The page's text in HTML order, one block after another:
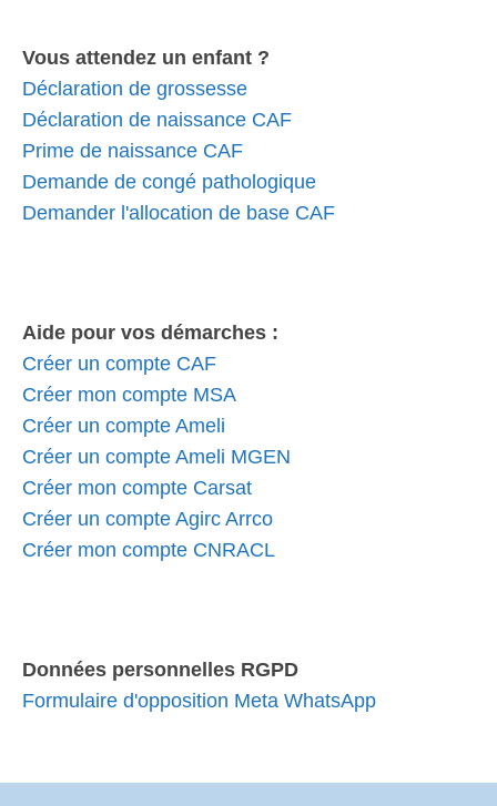
Vous attendez un enfant ?
Déclaration de grossesse
Déclaration de naissance CAF
Prime de naissance CAF
Demande de congé pathologique
Demander l'allocation de base CAF
Aide pour vos démarches :
Créer un compte CAF
Créer mon compte MSA
Créer un compte Ameli
Créer un compte Ameli MGEN
Créer mon compte Carsat
Créer un compte Agirc Arrco
Créer mon compte CNRACL
Données personnelles RGPD
Formulaire d'opposition Meta WhatsApp